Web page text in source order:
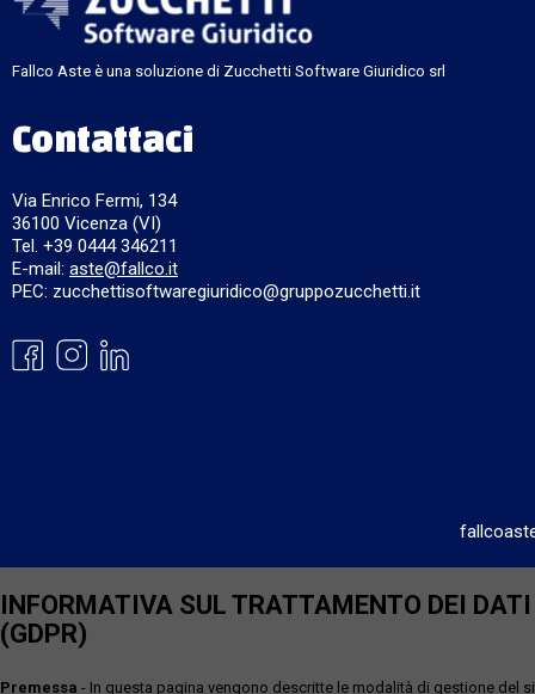
Fallco Aste è una soluzione di Zucchetti Software Giuridico srl
Contattaci
Via Enrico Fermi, 134
36100 Vicenza (VI)
Tel. +39 0444 346211
E-mail: aste@fallco.it
PEC: zucchettisoftwaregiuridico@gruppozucchetti.it
INFORMATIVA SUL TRATTAMENTO DEI
(GDPR)
Premessa - In questa pagina vengono descritte le modalità di gestione del